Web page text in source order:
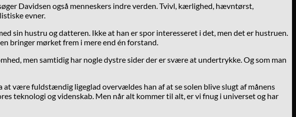
Davidsen også menneskers indre verden. Tvivl, kærlighed, hævntørst,
evner.
sin hustru og datteren. Ikke at han er spor interesseret i det, men det er hustruen.
bringer mørket frem i mere end én forstand.
men samtidig har nogle dystre sider der er svære at undertrykke. Og som man
være fuldstændig ligeglad overvældes han af at se solen blive slugt af månens
teknologi og videnskab. Men når alt kommer til alt, er vi fnug i universet og har